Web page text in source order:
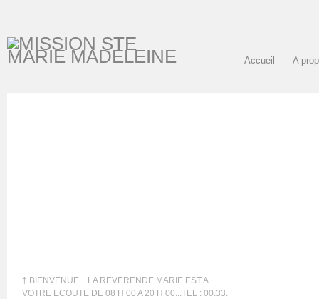
Accueil A
† BIENVENUE... LA REVERENDE MARIE EST A
VOTRE ECOUTE DE 08 H 00 A 20 H 00...TEL : 00.33.